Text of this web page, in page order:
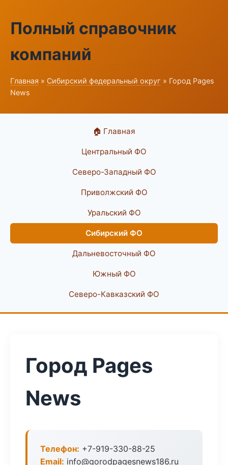
Полный справочник
компаний
Главная » Сибирский федеральный округ » Город Pages
News
🏠 Главная
Центральный ФО
Северо-Западный ФО
Приволжский ФО
Уральский ФО
Сибирский ФО
Дальневосточный ФО
Южный ФО
Северо-Кавказский ФО
Город Pages
News
Телефон: +7-919-330-88-25
Email: info@gorodpagesnews186.ru